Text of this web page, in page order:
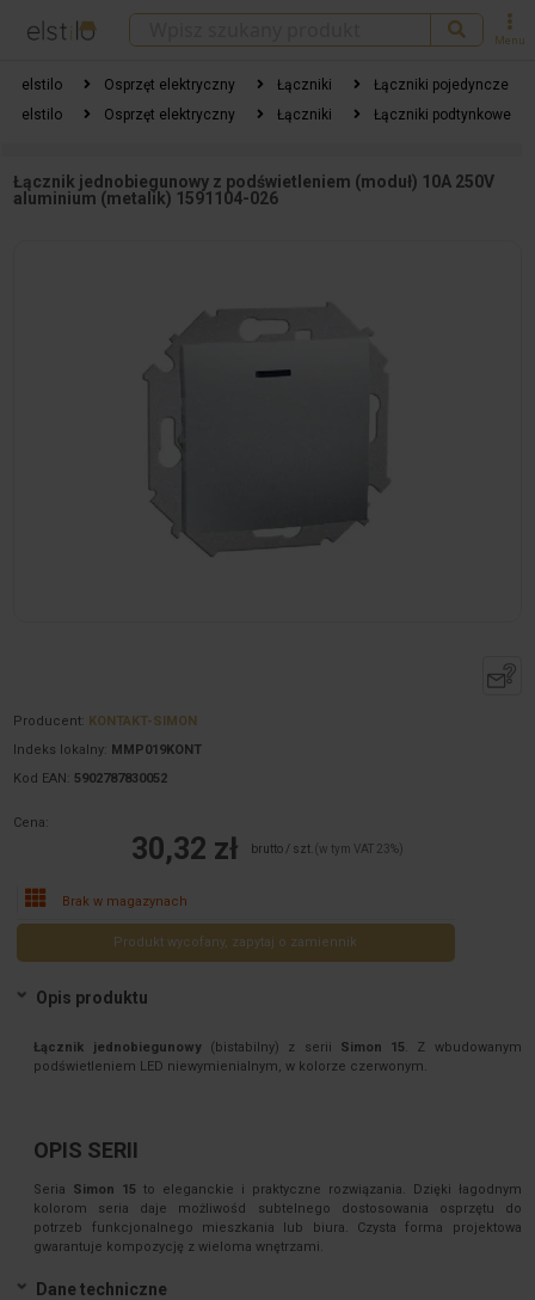
Menu
elstilo Osprzęt elektryczny Łączniki
Łączniki pojedyncze
elstilo
Osprzęt elektryczny Łączniki Łączniki podtynkowe
Łącznik jednobiegunowy z podświetleniem (moduł) 10A 250V
aluminium (metalik) 1591104-026
Producent: KONTAKT-SIMON
Indeks lokalny: MMP019KONT
Kod EAN: 5902787830052
Cena:
30,32 zł brutto / szt. (w tym VAT 23%)
Brak w magazynach
Produkt wycofany, zapytaj o zamiennik
Opis produktu
Łącznik jednobiegunowy(bistabilny) z serii Simon 15. Z wbudowanym
podświetleniem LED niewymienialnym, w kolorze czerwonym.
OPIS SERII
Seria Simon 15 to eleganckie i praktyczne rozwiązania. Dzięki łagodnym
kolorom seria daje możliwośd subtelnego dostosowania osprzętu do
potrzeb funkcjonalnego mieszkania lub biura. Czysta forma projektowa
gwarantuje kompozycję z wieloma wnętrzami.
Dane techniczne